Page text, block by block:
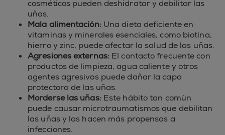
cosméticos pueden deshidratar y debilitar las
uñas.
Mala alimentación:Una dieta deficiente en
vitaminas y minerales esenciales, como biotina,
hierro y zinc, puede afectar la salud de las uñas.
Agresiones externas: El contacto frecuente con
productos de limpieza, agua caliente y otros
agentes agresivos puede dañar la capa
protectora de las uñas.
Morderse las uñas:Este hábito tan común
puede causar microtraumatismos que debilitan
las uñas y las hacen más propensas a
infecciones.